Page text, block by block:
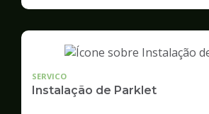
SERVICO
Instalação de Parklet